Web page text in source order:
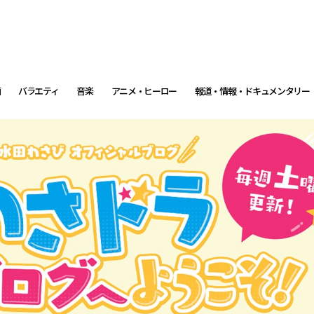
バラエティ 音楽 アニメ・ヒーロー 報道・情報・ドキュメンタリー